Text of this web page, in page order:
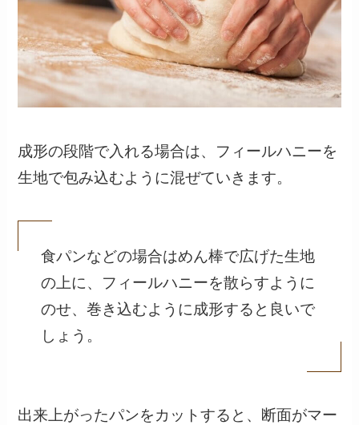
成形の段階で入れる場合は、フィールハニーを
生地で包み込むように混ぜていきます。
食パンなどの場合はめん棒で広げた生地
の上に、フィールハニーを散らすように
のせ、巻き込むように成形すると良いで
しょう。
出来上がったパンをカットすると、断面がマー